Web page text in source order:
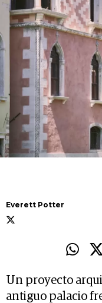
Everett Potter
Un proyecto
antiguo palacio